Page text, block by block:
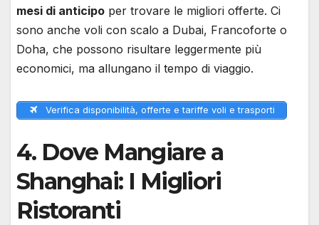
mesi di anticipo per trovare le migliori offerte. Ci
sono anche voli con scalo a Dubai, Francoforte o
Doha, che possono risultare leggermente più
economici, ma allungano il tempo di viaggio.
Verifica disponibilità, offerte e tariffe voli e trasporti
4. Dove Mangiare a
Shanghai: I Migliori
Ristoranti